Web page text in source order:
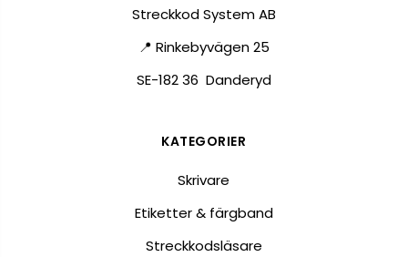
Streckkod System AB
📍 Rinkebyvägen 25
SE-182 36 Danderyd
KATEGORIER
Skrivare
Etiketter & färgband
Streckkodsläsare